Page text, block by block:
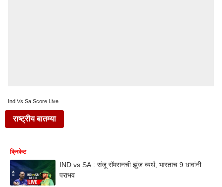
Ind Vs Sa Score Live
राष्ट्रीय बातम्या
क्रिकेट
IND vs SA : संजू सॅमसनची झुंज व्यर्थ, भारताच 9 धावांनी
पराभव